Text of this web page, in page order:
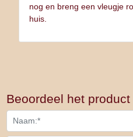
nog en breng een vleugje
huis.
Beoordeel het product